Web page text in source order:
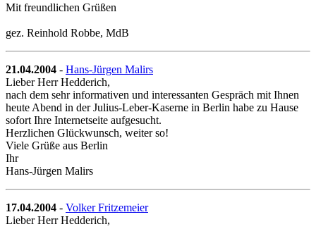
Mit freundlichen Grüßen
gez. Reinhold Robbe, MdB
21.04.2004 - Hans-Jürgen Malirs
Lieber Herr Hedderich,
nach dem sehr informativen und interessanten Gespräch mit Ihnen
heute Abend in der Julius-Leber-Kaserne in Berlin habe zu Hause
sofort Ihre Internetseite aufgesucht.
Herzlichen Glückwunsch, weiter so!
Viele Grüße aus Berlin
Ihr
Hans-Jürgen Malirs
17.04.2004 - Volker Fritzemeier
Lieber Herr Hedderich,